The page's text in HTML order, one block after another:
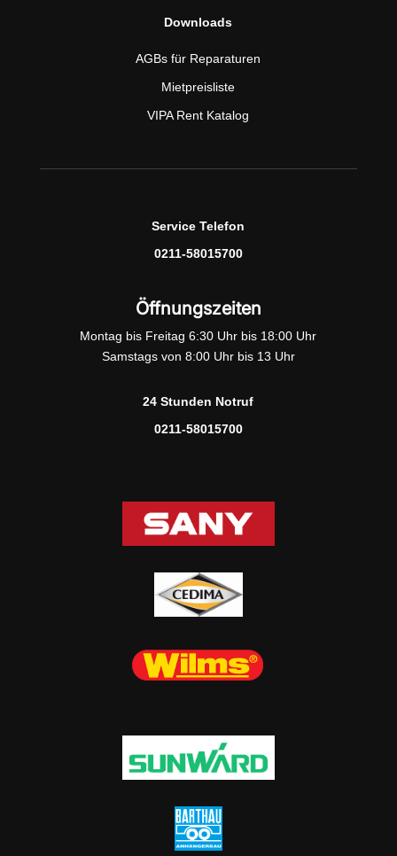
Downloads
AGBs für Reparaturen
Mietpreisliste
VIPA Rent Katalog
Service Telefon
0211-58015700
Öffnungszeiten
Montag bis Freitag 6:30 Uhr bis 18:00 Uhr
Samstags von 8:00 Uhr bis 13 Uhr
24 Stunden Notruf
0211-58015700